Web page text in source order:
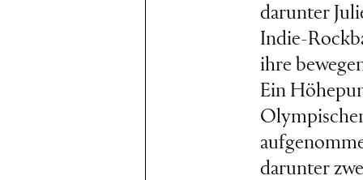
darunter
Indie-
ihre
Ein
darunter